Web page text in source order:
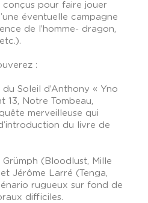
conçus pour faire jouer
éventuelle campagne
de l’homme- dragon,
:
Soleil d’Anthony « Yno
13, Notre Tombeau,
merveilleuse qui
du livre de
(Bloodlust, Mille
Jérôme Larré (Tenga,
rugueux sur fond de
difficiles.